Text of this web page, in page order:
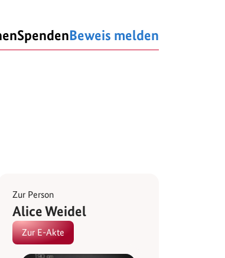
SpendenBeweis melden
Zur Person
Alice Weidel
Zur E-Akte